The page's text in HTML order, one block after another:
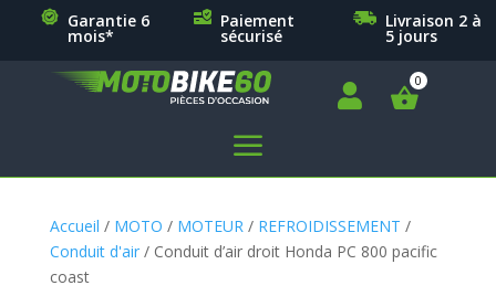
Garantie 6
mois*
Paiement
sécurisé
Livraison 2 à
5 jours

a
Accueil / MOTO / MOTEUR / REFROIDISSEMENT /
Conduit d'air/ Conduit d’air droit Honda PC 800 pacific
coast